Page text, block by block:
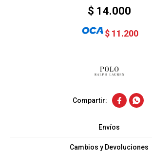
$ 14.000
$ 11.200
 
Envíos
Cambios y Devoluciones